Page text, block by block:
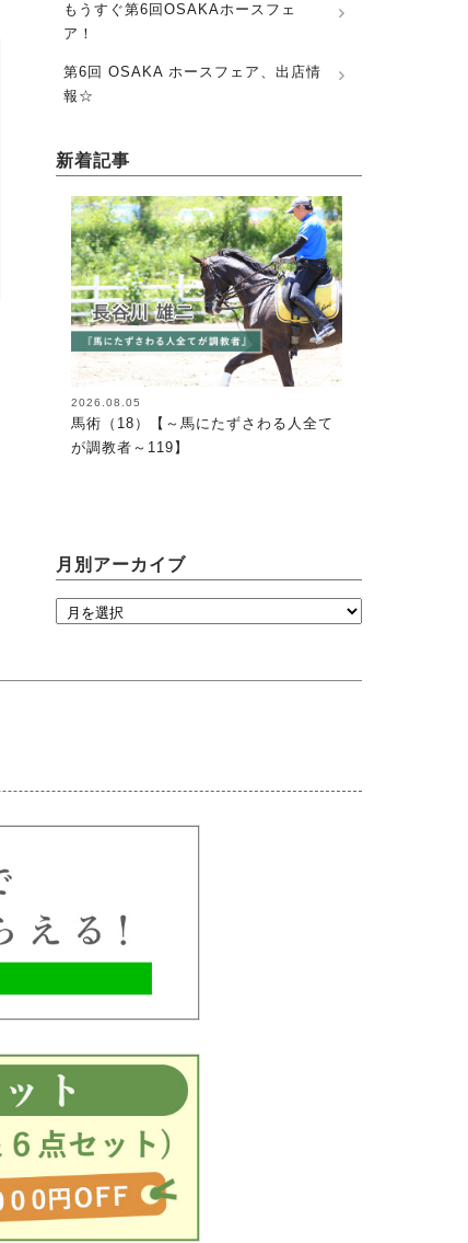
もうすぐ第6回OSAKAホースフェ
ア！
第6回 OSAKA ホースフェア、出店情
報☆
新着記事
2026.08.05
馬術（18）【～馬にたずさわる人全て
が調教者～119】
月別アーカイブ